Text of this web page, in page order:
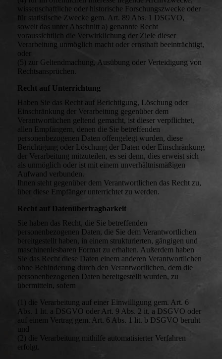
wissenschaftliche oder historische Forschungszwecke oder
für statistische Zwecke gem. Art. 89 Abs. 1 DSGVO,
soweit das unter Abschnitt a) genannte Recht
voraussichtlich die Verwirklichung der Ziele dieser
Verarbeitung unmöglich macht oder ernsthaft beeinträchtigt,
oder
(5) zur Geltendmachung, Ausübung oder Verteidigung von
Rechtsansprüchen.
Recht auf Unterrichtung
Haben Sie das Recht auf Berichtigung, Löschung oder
Einschränkung der Verarbeitung gegenüber dem
Verantwortlichen geltend gemacht, ist dieser verpflichtet,
allen Empfängern, denen die Sie betreffenden
personenbezogenen Daten offengelegt wurden, diese
Berichtigung oder Löschung der Daten oder Einschränkung
der Verarbeitung mitzuteilen, es sei denn, dies erweist sich
als unmöglich oder ist mit einem unverhältnismäßigen
Aufwand verbunden.
Ihnen steht gegenüber dem Verantwortlichen das Recht zu,
über diese Empfänger unterrichtet zu werden.
Recht auf Datenübertragbarkeit
Sie haben das Recht, die Sie betreffenden
personenbezogenen Daten, die Sie dem Verantwortlichen
bereitgestellt haben, in einem strukturierten, gängigen und
maschinenlesbaren Format zu erhalten. Außerdem haben
Sie das Recht diese Daten einem anderen Verantwortlichen
ohne Behinderung durch den Verantwortlichen, dem die
personenbezogenen Daten bereitgestellt wurden, zu
übermitteln, sofern
(1) die Verarbeitung auf einer Einwilligung gem. Art. 6
Abs. 1 lit. a DSGVO oder Art. 9 Abs. 2 it. a DSGVO oder
auf einem Vertrag gem. Art. 6 Abs. 1 lit. b DSGVO beruht
und
(2) die Verarbeitung mithilfe automatisierter Verfahren
erfolgt.